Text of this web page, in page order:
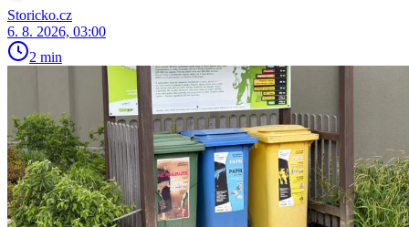
Storicko.cz
6. 8. 2026, 03:00
2 min